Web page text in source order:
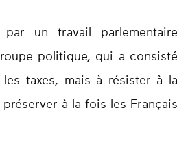
un travail parlementaire
politique, qui a consisté
taxes, mais à résister à la
à la fois les Français